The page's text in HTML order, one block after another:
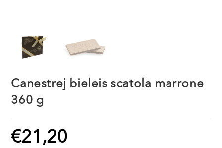
Canestrej bieleis scatola marrone
360 g
€21,20